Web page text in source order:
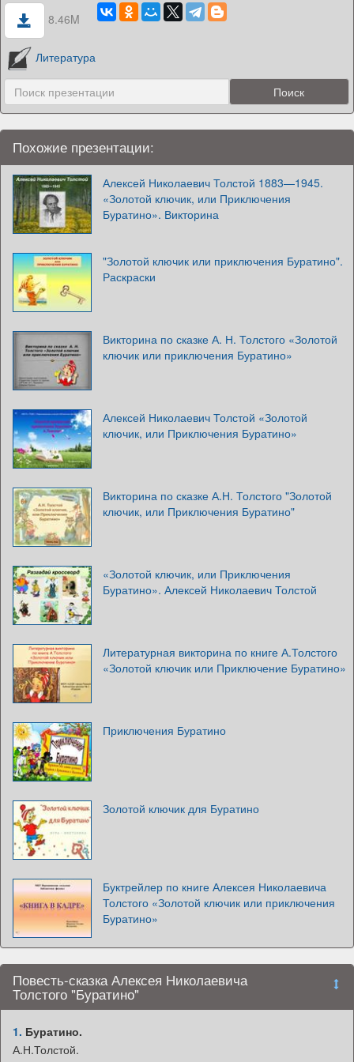
8.46M
Литература
Похожие презентации:
Алексей Николаевич Толстой 1883—1945.
«Золотой ключик, или Приключения
Буратино». Викторина
"Золотой ключик или приключения Буратино".
Раскраски
Викторина по сказке А. Н. Толстого «Золотой
ключик или приключения Буратино»
Алексей Николаевич Толстой «Золотой
ключик, или Приключения Буратино»
Викторина по сказке А.Н. Толстого "Золотой
ключик, или Приключения Буратино"
«Золотой ключик, или Приключения
Буратино». Алексей Николаевич Толстой
Литературная викторина по книге А.Толстого
«Золотой ключик или Приключение Буратино»
Приключения Буратино
Золотой ключик для Буратино
Буктрейлер по книге Алексея Николаевича
Толстого «Золотой ключик или приключения
Буратино»
Повесть-сказка Алексея Николаевича
Толстого "Буратино"
1. Буратино.
А.Н.Толстой.